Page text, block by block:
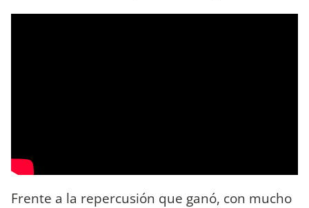
Frente a la repercusión que ganó, con mucho